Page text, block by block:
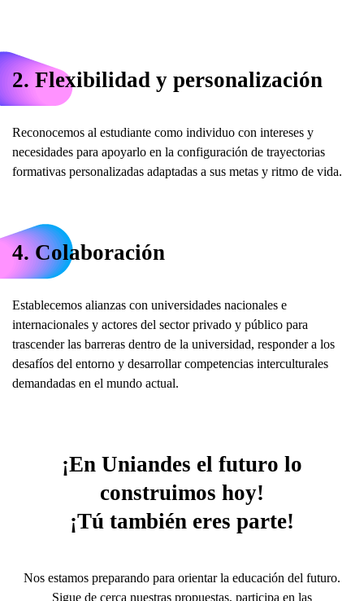
2. Flexibilidad y personalización
Reconocemos al estudiante como individuo con intereses y
necesidades para apoyarlo en la configuración de trayectorias
formativas personalizadas adaptadas a sus metas y ritmo de vida.
4. Colaboración
Establecemos alianzas con universidades nacionales e
internacionales y actores del sector privado y público para
trascender las barreras dentro de la universidad, responder a los
desafíos del entorno y desarrollar competencias interculturales
demandadas en el mundo actual.
¡En Uniandes el futuro lo
construimos hoy!
¡Tú también eres parte!
Nos estamos preparando para orientar la educación del futuro.
Sigue de cerca nuestras propuestas, participa en las